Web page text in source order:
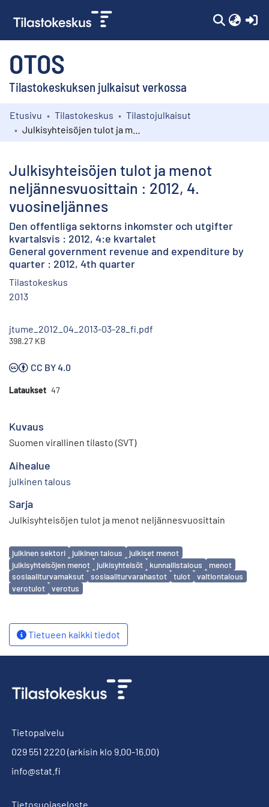
OTOS
Tilastokeskuksen julkaisut verkossa
Kokoelmat
Etusivu Tilastokeskus
Tilastojulkaisut
Julkisyhteisöjen tulot ja menot
neljännesvuosittain : 2012, 4.
vuosineljännes
Den offentliga sektorns inkomster och utgifter
kvartalsvis : 2012, 4:e kvartalet
General government revenue and expenditure by
quarter : 2012, 4th quarter
Tilastokeskus
2013
jtume_2012_04_2013-03-28_fi.pdf
398.27 KB
CC BY 4.0
Lataukset 47
Kuvaus
Suomen virallinen tilasto (SVT)
Aihealue
julkinen talous
Sarja
Julkisyhteisöjen tulot ja menot neljännesvuosittain
Avainsanat
julkinen sektori julkinen talous
julkiset menot
julkisyhteisöjen menot
julkisyhteisöt kunnallistalous
menot
sosiaaliturvamaksut
sosiaaliturvarahastot tulot
valtiontalous
verotulot
verotus
Tietueen kaikki tiedot
Tietopalvelu
029 551 2220 (arkisin klo 9.00-16.00)
info@stat.fi
Tietosuojaseloste